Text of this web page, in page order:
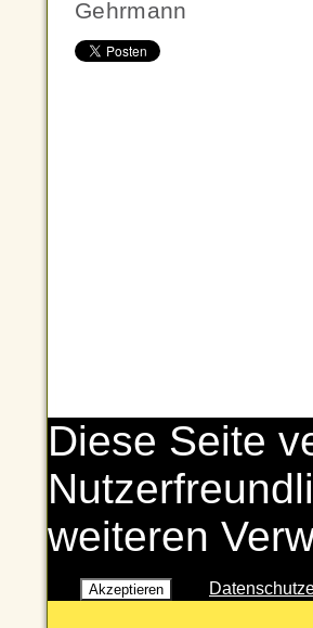
Gehrmann
Diese Seite
weiteren
Akzeptieren